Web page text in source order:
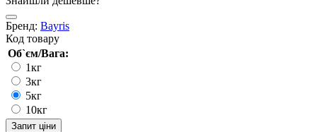
Бренд: Bayris
Код товару
Об`єм/Вага:
1кг
3кг
5кг
10кг
Запит ціни